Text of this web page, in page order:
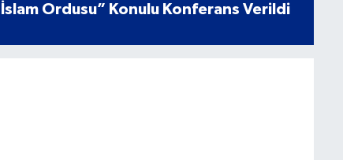
İslam Ordusu” Konulu Konferans Verildi